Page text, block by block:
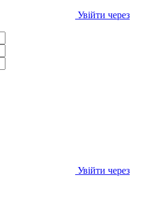
Увійти через
Увійти через